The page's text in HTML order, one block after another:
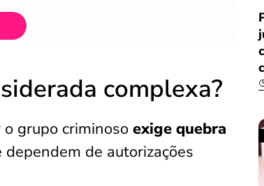
complexa?
grupo criminoso exige quebra
de autorizações